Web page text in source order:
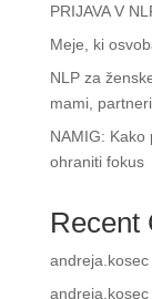
PRIJAVA V
Meje, ki
NLP za
mami,
NAMIG:
ohraniti fokus
Recent
andreja.kosec
andreja.kosec